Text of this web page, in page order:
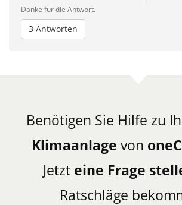
Danke für die Antwort.
3 Antworten
Benötigen Sie Hilfe zu
Klimaanlage von
Jetzt eine Frage
Ratschläge